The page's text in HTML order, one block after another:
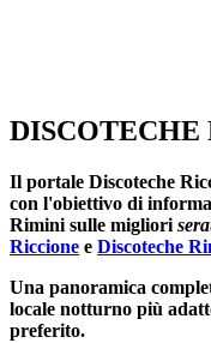
Il portale Discoteche
con l'obiettivo di
Rimini sulle migliori
Riccione e Discoteche
Una panoramica
locale notturno più
preferito.